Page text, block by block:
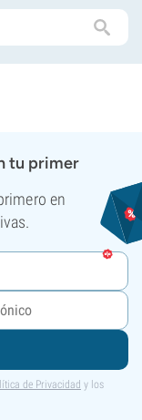
tu primer
en
de Privacidad y los